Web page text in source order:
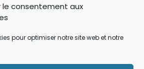
le consentement aux
pour optimiser notre site web et notre
des chiffes dans une section à